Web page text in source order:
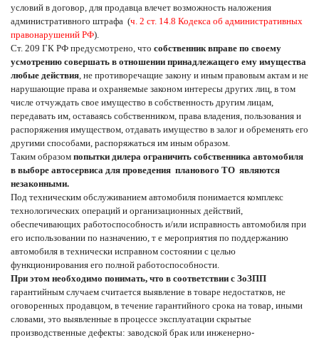
условий в договор, для продавца влечет возможность наложения
административного штрафа (ч. 2 ст. 14.8 Кодекса об административных
правонарушений РФ).
Ст. 209 ГК РФ предусмотрено, что собственник вправе по своему
усмотрению совершать в отношении принадлежащего ему имущества
любые действия, не противоречащие закону и иным правовым актам и не
нарушающие права и охраняемые законом интересы других лиц, в том
числе отчуждать свое имущество в собственность другим лицам,
передавать им, оставаясь собственником, права владения, пользования и
распоряжения имуществом, отдавать имущество в залог и обременять его
другими способами, распоряжаться им иным образом.
Таким образом попытки дилера ограничить собственника автомобиля
в выборе автосервиса для проведения планового ТО являются
незаконными.
Под техническим обслуживанием автомобиля понимается комплекс
технологических операций и организационных действий,
обеспечивающих работоспособность и/или исправность автомобиля при
его использовании по назначению, т е мероприятия по поддержанию
автомобиля в технически исправном состоянии с целью
функционирования его полной работоспособности.
При этом необходимо понимать, что в соответствии с ЗоЗПП
гарантийным случаем считается выявление в товаре недостатков, не
оговоренных продавцом, в течение гарантийного срока на товар, иными
словами, это выявленные в процессе эксплуатации скрытые
производственные дефекты: заводской брак или инженерно-